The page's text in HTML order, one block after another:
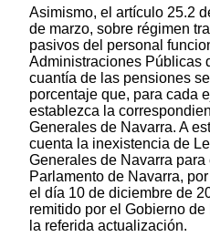
Asimismo, el artículo 25.2
de marzo, sobre régimen
pasivos del personal
Administraciones Públicas
cuantía de las pensiones
porcentaje que, para cada
establezca la
Generales de Navarra. A
cuenta la inexistencia de
Generales de Navarra para
Parlamento de Navarra,
el día 10 de diciembre de
remitido por el Gobierno
la referida actualización.